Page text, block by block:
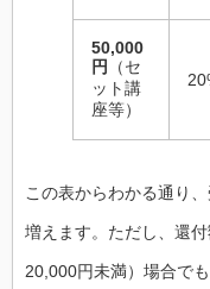
50,000
円
（セ
ット講
座等）
この表からわかる通り
増えます。ただし、還
20,000円未満）場合で